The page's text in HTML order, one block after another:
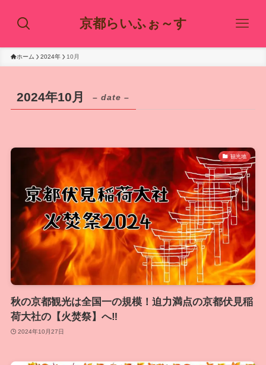
京都らいふぉ～す
ホーム 2024年 10月
2024年10月 – date –
観光地
秋の京都観光は全国一の規模！迫力満点の京都伏見稲
荷大社の【火焚祭】へ‼
2024年10月27日